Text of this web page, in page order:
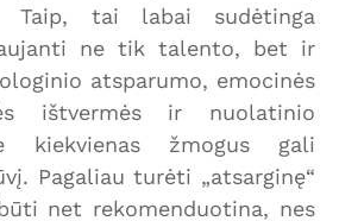
Taip, tai labai sudėtinga
ne tik talento, bet ir
atsparumo, emocinės
ištvermės ir nuolatinio
kiekvienas žmogus gali
Pagaliau turėti „atsarginę“
net rekomenduotina, nes